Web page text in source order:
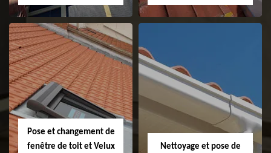
Couvreur 31
Etanchéité de
faitage et faitière
31
Pose et changement de
fenêtre de toit et Velux
Nettoyage et pose de